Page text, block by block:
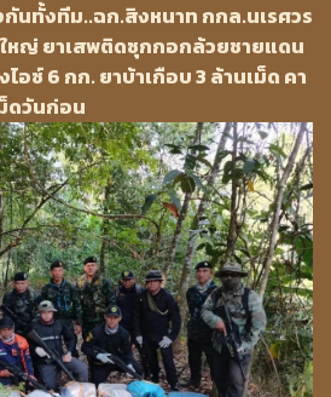
นทั้งทีม..ฉก.สิงหนาท กกล.นเรศวร
ญ่ ยาเสพติดซุกกอกล้วยชายแดน
อซ์ 6 กก. ยาบ้าเกือบ 3 ล้านเม็ด คา
ดวันก่อน